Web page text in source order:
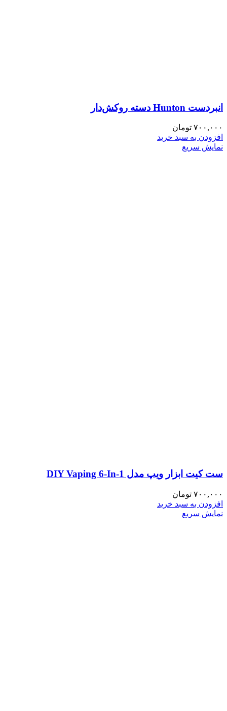
انبردست Hunton دسته روکش‌دار
۷۰۰,۰۰۰ تومان
افزودن به سبد خرید
نمایش سریع
ست کیت ابزار ویپ مدل DIY Vaping 6-In-1
۷۰۰,۰۰۰ تومان
افزودن به سبد خرید
نمایش سریع